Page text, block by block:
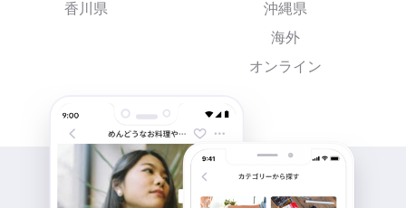
香川県
沖縄県
海外
オンライン